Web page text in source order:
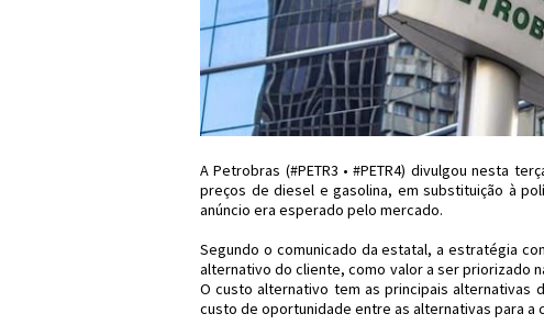
A Petrobras (#PETR3 • #PETR4) divulgou nesta
preços de diesel e gasolina, em substituição à
anúncio era esperado pelo mercado.
Segundo o comunicado da estatal, a estratégia
alternativo do cliente, como valor a ser priorizado
O custo alternativo tem as principais alternativas
custo de oportunidade entre as alternativas para a